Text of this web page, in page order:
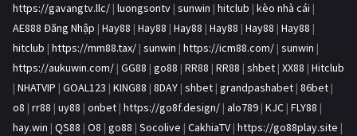
https://gavangtv.llc/ | luongsontv | sunwin | hitclub | kèo nhà cái |
AE888 Đăng Nhập | Hay88 | Hay88 | Hay88 | Hay88 | Hay88 | Hay88 |
hitclub | https://mm88.tax/ | sunwin | https://icm88.com/ | sunwin |
https://aukuwin.com/ | GG88 | go88 | RR88 | RR88 | shbet | XX88 | Hitclub
| NHATVIP | GOAL123 | KING88 | 8DAY | shbet | grandpashabet | 86bet |
o8 | rr88 | uy88 | onbet | https://go8f.design/ | alo789 | KJC | FLY88 |
hay.win | QS88 | O8 | go88 | Socolive | CakhiaTV | https://go88play.site |